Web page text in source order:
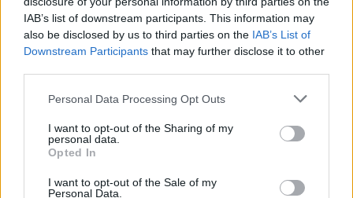
IAB’s list of downstream participants. This information may
also be disclosed by us to third parties on the IAB’s List of
Downstream Participants that may further disclose it to other
Personal Data Processing Opt Outs
I want to opt-out of the Sharing of my
personal data.
Opted In
I want to opt-out of the Sale of my
Personal Data.
Vlastnosti produktu:
Po otvorení sú nádoby vyberateľné.
Určené na inštaláciu do korpusu 400 mm, minimálna inštalačná
Jednoduchá montáž do zásuvky upevnením k bočniciam a k
zadnej stene.
Vyrobené z plastu v sivom prevedení.